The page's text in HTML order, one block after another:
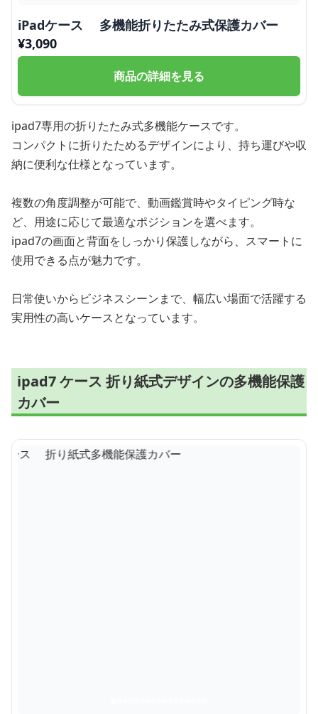
iPadケース 多機能折りたたみ式保護カバー
¥3,090
商品の詳細を見る
ipad7専用の折りたたみ式多機能ケースです。
コンパクトに折りたためるデザインにより、持ち運びや収
納に便利な仕様となっています。
複数の角度調整が可能で、動画鑑賞時やタイピング時な
ど、用途に応じて最適なポジションを選べます。
ipad7の画面と背面をしっかり保護しながら、スマートに
使用できる点が魅力です。
日常使いからビジネスシーンまで、幅広い場面で活躍する
実用性の高いケースとなっています。
ipad7 ケース 折り紙式デザインの多機能保護
カバー